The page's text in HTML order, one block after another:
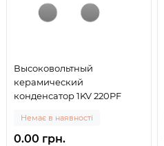
Высоковольтный
керамический
конденсатор 1KV 220PF
Немає в наявності
0.00 грн.